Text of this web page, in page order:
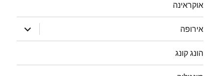
אוקראינה
אירופה
הצג
תפריט
הונג קונג